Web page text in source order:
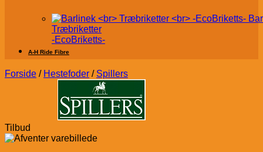
Træbriketter
-EcoBriketts-
A-H Ride Fibre
Forside / Hestefoder / Spillers
Tilbud